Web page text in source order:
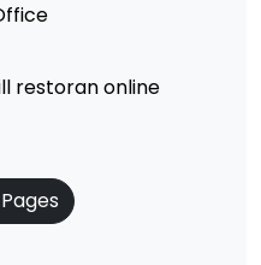
restoran online